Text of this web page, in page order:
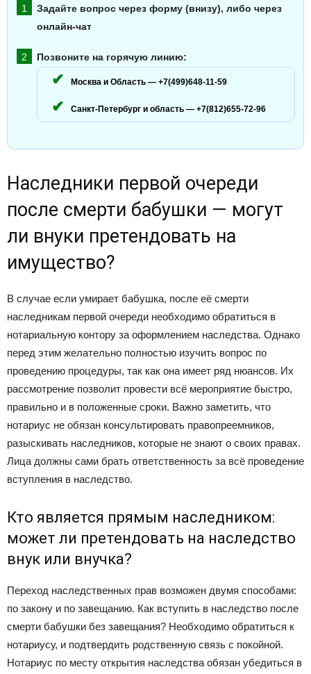
Задайте вопрос через форму (внизу), либо через
онлайн-чат
Позвоните на горячую линию:
Москва и Область — +7(499)648-11-59
Санкт-Петербург и область — +7(812)655-72-96
Наследники первой очереди
после смерти бабушки — могут
ли внуки претендовать на
имущество?
В случае если умирает бабушка, после её смерти
наследникам первой очереди необходимо обратиться в
нотариальную контору за оформлением наследства. Однако
перед этим желательно полностью изучить вопрос по
проведению процедуры, так как она имеет ряд нюансов. Их
рассмотрение позволит провести всё мероприятие быстро,
правильно и в положенные сроки. Важно заметить, что
нотариус не обязан консультировать правопреемников,
разыскивать наследников, которые не знают о своих правах.
Лица должны сами брать ответственность за всё проведение
вступления в наследство.
Кто является прямым наследником:
может ли претендовать на наследство
внук или внучка?
Переход наследственных прав возможен двумя способами:
по закону и по завещанию. Как вступить в наследство после
смерти бабушки без завещания? Необходимо обратиться к
нотариусу, и подтвердить родственную связь с покойной.
Нотариус по месту открытия наследства обязан убедиться в